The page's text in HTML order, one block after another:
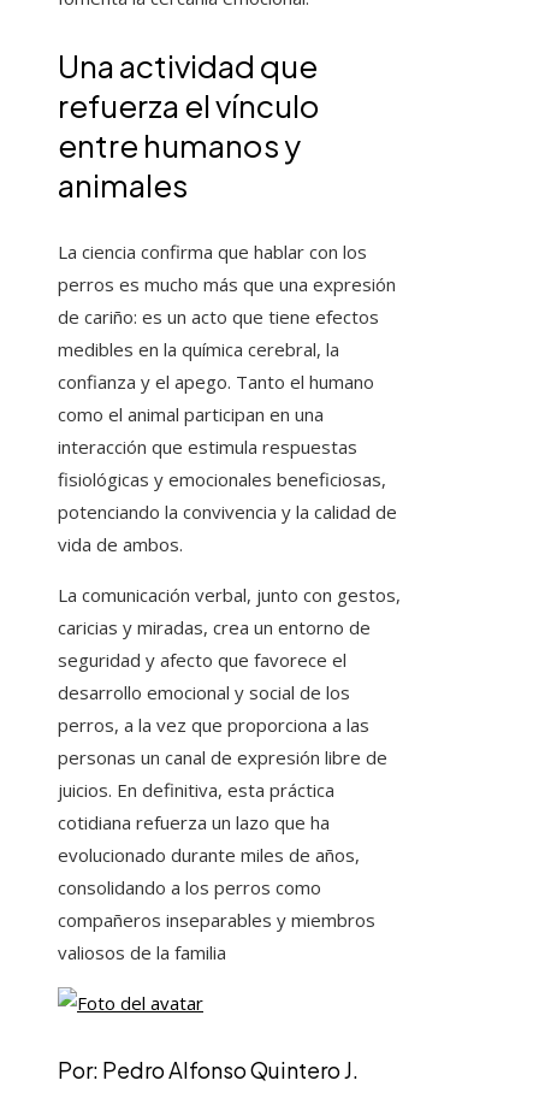
Una actividad que
refuerza el vínculo
entre humanos y
animales
La ciencia confirma que hablar con los
perros es mucho más que una expresión
de cariño: es un acto que tiene efectos
medibles en la química cerebral, la
confianza y el apego. Tanto el humano
como el animal participan en una
interacción que estimula respuestas
fisiológicas y emocionales beneficiosas,
potenciando la convivencia y la calidad de
vida de ambos.
La comunicación verbal, junto con gestos,
caricias y miradas, crea un entorno de
seguridad y afecto que favorece el
desarrollo emocional y social de los
perros, a la vez que proporciona a las
personas un canal de expresión libre de
juicios. En definitiva, esta práctica
cotidiana refuerza un lazo que ha
evolucionado durante miles de años,
consolidando a los perros como
compañeros inseparables y miembros
valiosos de la familia
Por: Pedro Alfonso Quintero J.